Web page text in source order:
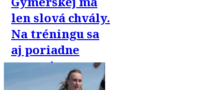
len slová chvály.
Na tréningu sa
aj poriadne
nasmejeme,
vraví Kotala